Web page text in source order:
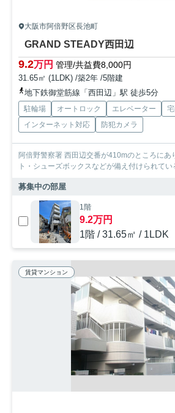
大阪市阿倍野区長池町
GRAND STEADY西田辺
9.2万円 管理/共益費8,000円
31.65㎡ (1LDK) /築2年 /5階建
地下鉄御堂筋線「西田辺」駅 徒歩5分
駐輪場 オートロック エレベーター
インターネット対応
防犯カメラ
阿倍野警察署 西田辺交番が410mのところにあ
ト・シューズボックスなどが備え付けられてい
募集中の部屋
1階
9.2万円
1階 / 31.65㎡ / 1LDK
賃貸マンション